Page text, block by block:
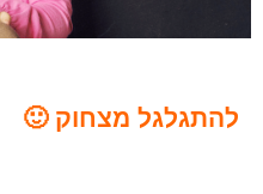
להתגלגל מצחוק 🙂